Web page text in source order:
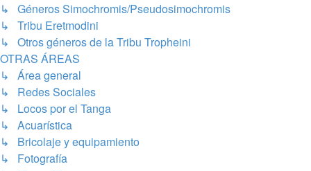
↳ Géneros Simochromis/Pseudosimochromis
↳ Tribu Eretmodini
↳ Otros géneros de la Tribu Tropheini
OTRAS ÁREAS
↳ Área general
↳ Redes Sociales
↳ Locos por el Tanga
↳ Acuarística
↳ Bricolaje y equipamiento
↳ Fotografía